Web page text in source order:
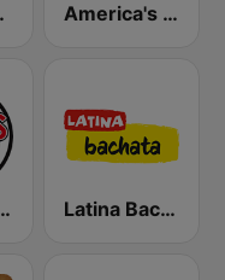
America's Country
96.7 FM Latina Bachata